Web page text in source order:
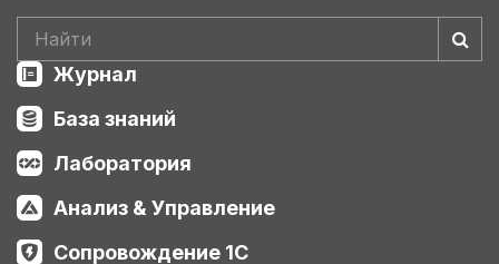
Журнал
База знаний
Лаборатория
Анализ & Управление
Сопровождение 1С